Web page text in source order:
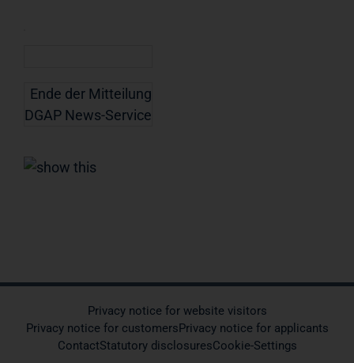
Ende der Mitteilung
DGAP News-Service
Privacy notice for website visitors
Privacy notice for customersPrivacy notice for applicants
ContactStatutory disclosuresCookie-Settings